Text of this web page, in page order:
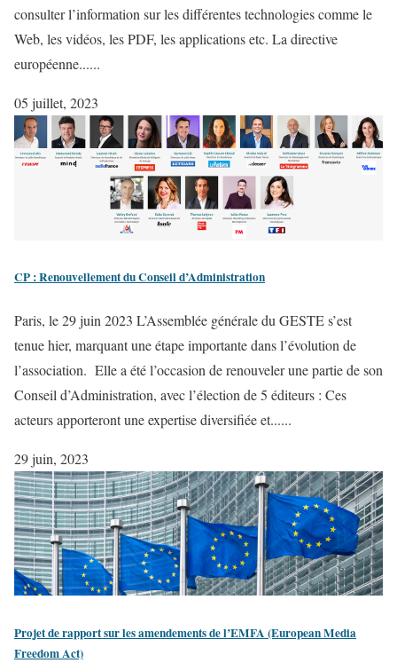
consulter l’information sur les différentes technologies comme le
Web, les vidéos, les PDF, les applications etc. La directive
européenne......
05 juillet, 2023
CP : Renouvellement du Conseil d’Administration
Paris, le 29 juin 2023 L’Assemblée générale du GESTE s’est
tenue hier, marquant une étape importante dans l’évolution de
l’association. Elle a été l’occasion de renouveler une partie de son
Conseil d’Administration, avec l’élection de 5 éditeurs : Ces
acteurs apporteront une expertise diversifiée et......
29 juin, 2023
Projet de rapport sur les amendements de l’EMFA (European Media
Freedom Act)